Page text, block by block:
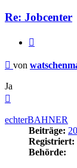
Re: Jobcenter
Beitrag
von
Ja
echterBAHNER
Beiträge:
Registriert:
Behörde: